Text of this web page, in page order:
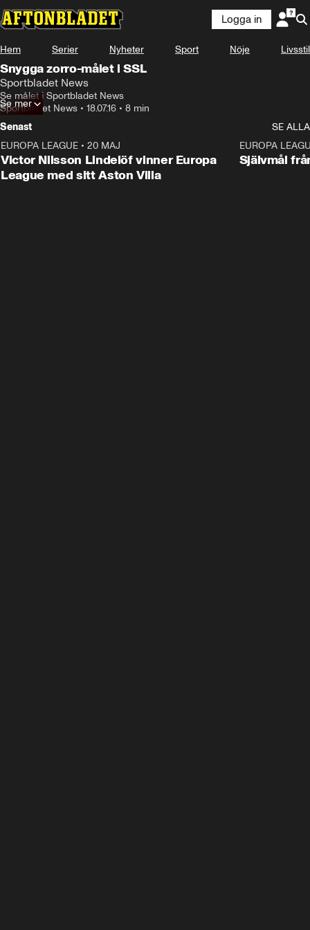
Logga in
Hem Serier Nyheter Sport Nöje Livsstil
Snygga zorro-målet i SSL
Sportbladet News
Se målet i Sportbladet News
Sportbladet News • 18.07.16 • 8 min
Se mer
Senast
SE ALLA
EUROPA LEAGUE • 20 MAJ
Victor Nilsson Lindelöf vinner Europa
League med sitt Aston Villa
EUROPA
Självmål